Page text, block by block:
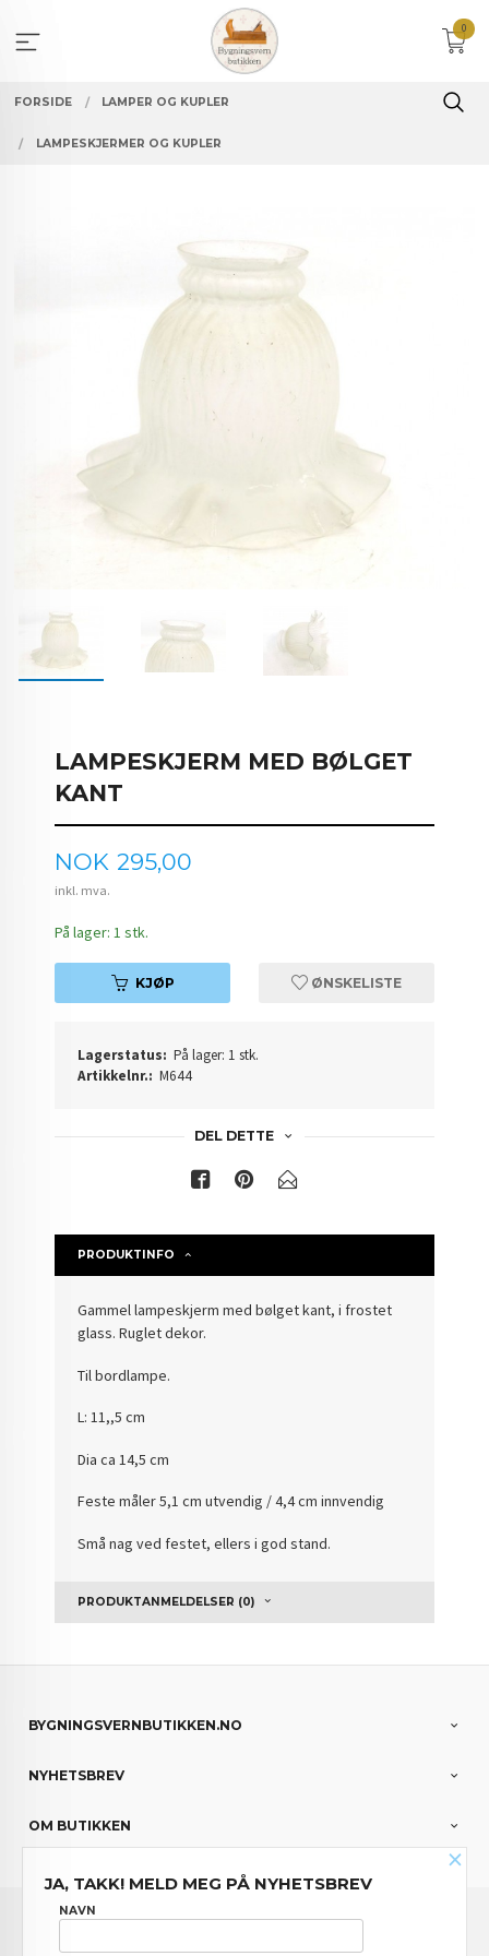
innholdet
0
FORSIDE LAMPER OG KUPLER
LAMPESKJERMER OG KUPLER
LAMPESKJERM MED BØLGET
KANT
Pris
NOK 295,00
inkl. mva.
På lager: 1 stk.
KJØP ØNSKELISTE
Lagerstatus: På lager: 1 stk.
Artikkelnr.: M644
DEL DETTE
PRODUKTINFO
Gammel lampeskjerm med bølget kant, i frostet
glass. Ruglet dekor.
Til bordlampe.
L: 11,,5 cm
Dia ca 14,5 cm
Feste måler 5,1 cm utvendig / 4,4 cm innvendig
Små nag ved festet, ellers i god stand.
PRODUKTANMELDELSER (0)
BYGNINGSVERNBUTIKKEN.NO
NYHETSBREV
OM BUTIKKEN
FRAKT
NYHETSBREV
×
JA, TAKK! MELD MEG PÅ NYHETSBREV
NAVN